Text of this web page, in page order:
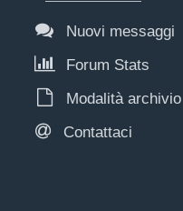
Nuovi messaggi
Forum Stats
Modalità archivio
Contattaci